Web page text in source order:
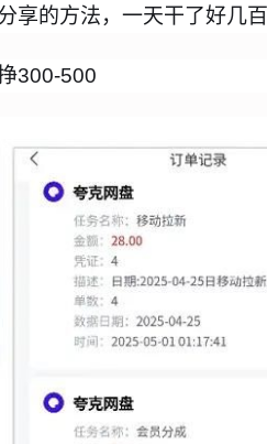
享的方法，一天干了好几
300-500